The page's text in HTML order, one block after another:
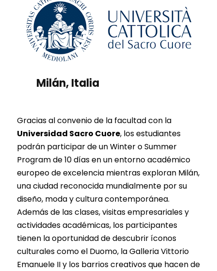
Milán, Italia
Gracias al convenio de la facultad con la
Universidad Sacro Cuore, los estudiantes
podrán participar de un Winter o Summer
Program de 10 días en un entorno académico
europeo de excelencia mientras exploran Milán,
una ciudad reconocida mundialmente por su
diseño, moda y cultura contemporánea.
Además de las clases, visitas empresariales y
actividades académicas, los participantes
tienen la oportunidad de descubrir íconos
culturales como el Duomo, la Galleria Vittorio
Emanuele II y los barrios creativos que hacen de